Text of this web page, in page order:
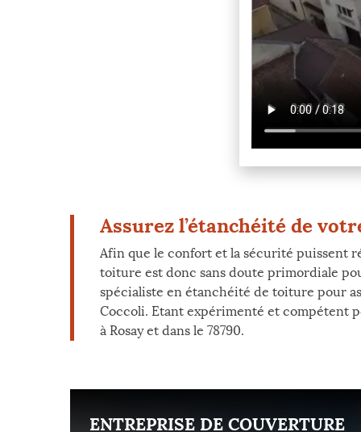
Assurez l’étanchéité de
Afin que le confort et la sécurité puissent
toiture est donc sans doute primordiale
spécialiste en étanchéité de toiture pour
Coccoli. Etant expérimenté et compétent
à Rosay et dans le 78790.
ENTREPRISE DE COUVERTURE